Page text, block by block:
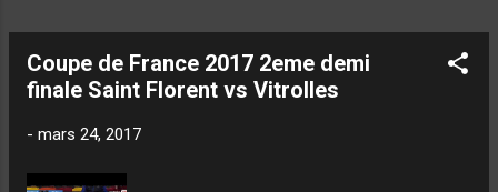
Coupe de France 2017 2eme demi
finale Saint Florent vs Vitrolles
- mars 24, 2017